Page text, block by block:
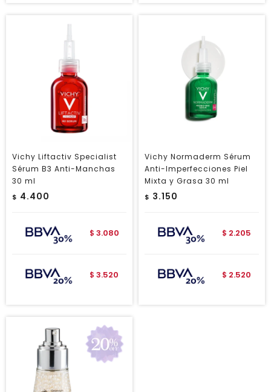
Vichy Liftactiv Specialist
Sérum B3 Anti-Manchas
30 ml
$ 4.400
$ 3.080
$ 3.520
Vichy Normaderm Sérum
Anti-Imperfecciones Piel
Mixta y Grasa 30 ml
$ 3.150
$ 2.205
$ 2.520